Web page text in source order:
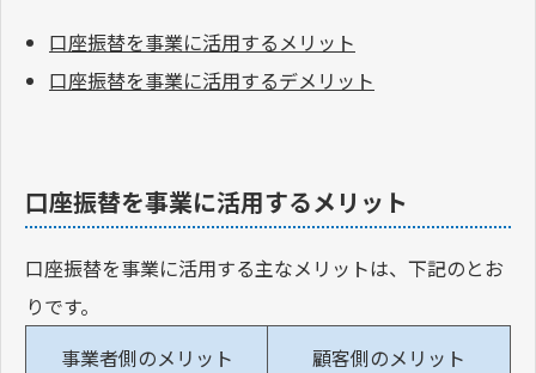
口座振替を事業に活用するメリット
口座振替を事業に活用するデメリット
口座振替を事業に活用するメリット
口座振替を事業に活用する主なメリットは、下記のとお
りです。
事業者側のメリット
顧客側のメリット